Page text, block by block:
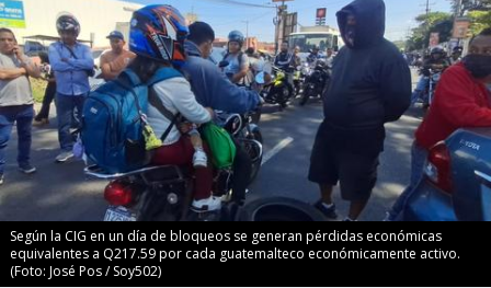
Según la CIG en un día de bloqueos se generan pérdidas económicas
equivalentes a Q217.59 por cada guatemalteco económicamente activo.
(Foto: José Pos / Soy502)